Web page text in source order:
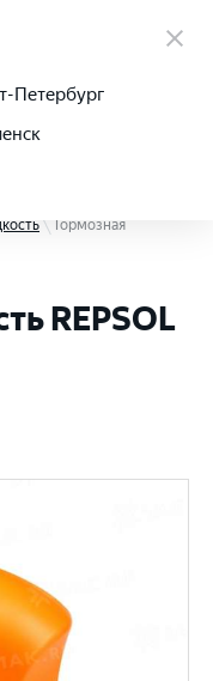
Тормозная
REPSOL
Петербург